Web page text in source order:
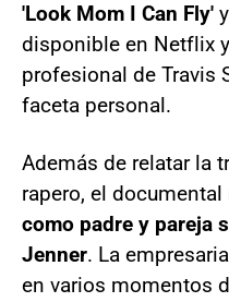
'Look Mom I Can Fly'
disponible en Netflix
profesional de Travis
faceta personal.
Además de relatar la
rapero, el
como padre y pareja
Jenner. La
en varios momentos